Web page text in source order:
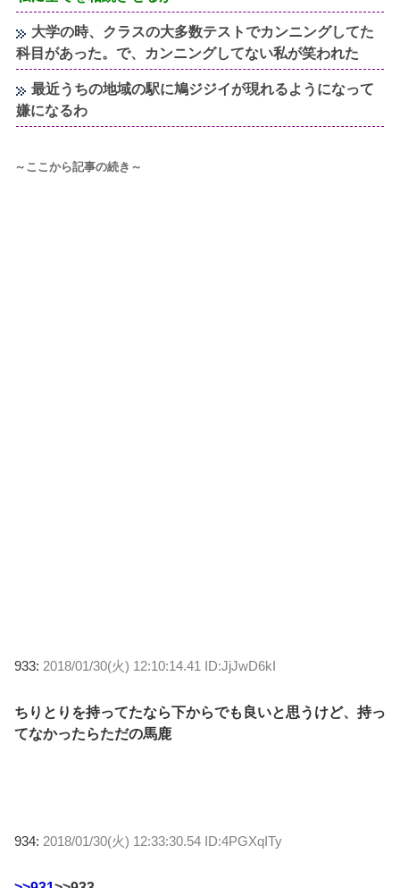
大学の時、クラスの大多数テストでカンニングしてた
科目があった。で、カンニングしてない私が笑われた
最近うちの地域の駅に鳩ジジイが現れるようになって
嫌になるわ
～ここから記事の続き～
933: 2018/01/30(火) 12:10:14.41 ID:JjJwD6kI
ちりとりを持ってたなら下からでも良いと思うけど、持っ
てなかったらただの馬鹿
934: 2018/01/30(火) 12:33:30.54 ID:4PGXqITy